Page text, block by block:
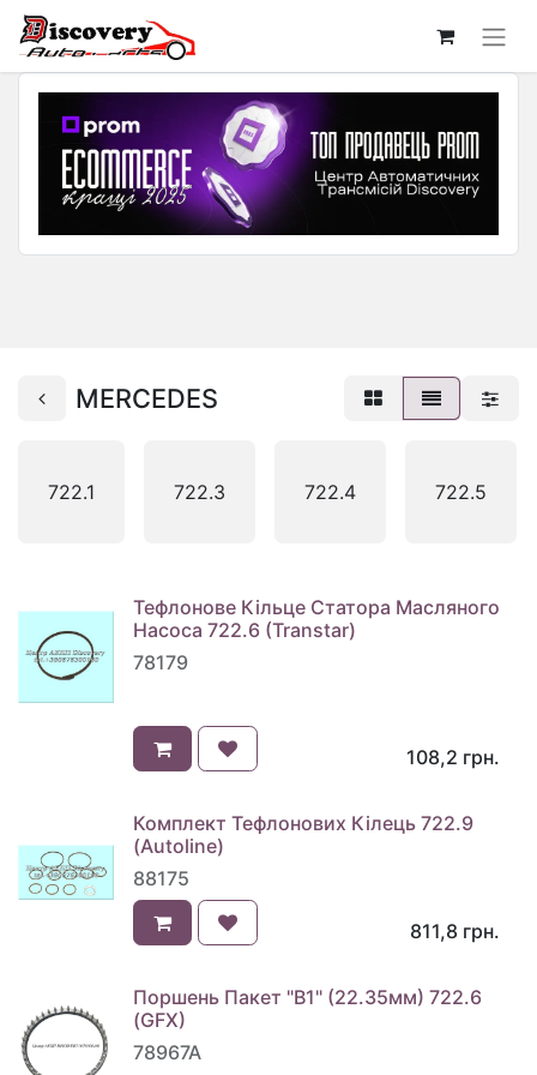
MERCEDES
722.1 722.3 722.4 722.5
Тефлонове Кільце Статора Масляного
Насоса 722.6 (Transtar)
78179
108,2 грн.
Комплект Тефлонових Кілець 722.9
(Autoline)
88175
811,8 грн.
Поршень Пакет "B1" (22.35мм) 722.6
(GFX)
78967A